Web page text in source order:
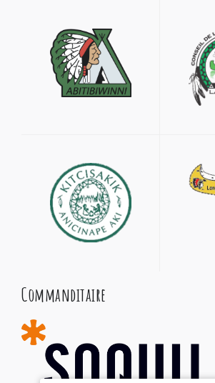
Commanditaire